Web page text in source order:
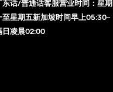
东话/普通话客服营业时间：星期
至星期五新加坡时间早上05:30–
日凌晨02:00